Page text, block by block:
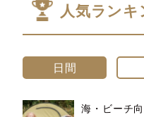
人気ランキ
日間
海・ビーチ